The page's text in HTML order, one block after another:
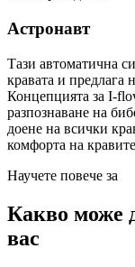
Астронавт
Тази автоматична
кравата и предлага
Концепцията за I-
разпознаване на
доене на всички
комфорта на
Научете повече за
Какво може
вас